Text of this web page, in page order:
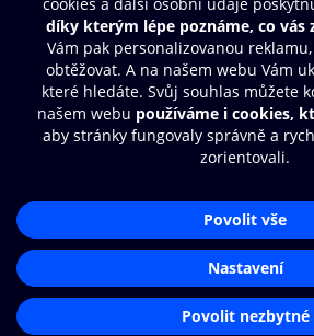
Moje O2 Knihovna
Další zábava
© O2 Czech Republic a.s.
Přístupnost
Zásady zpracování osobních údajů
Nastavení cookies
Aplikace
Čti a
audioknihy